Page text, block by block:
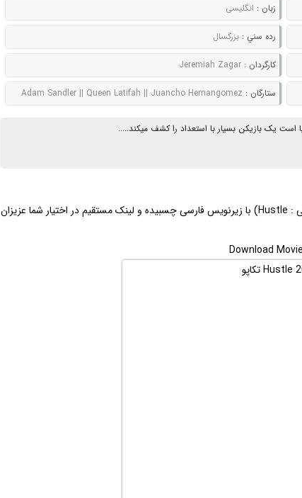
زبان : انگلیسی
رده سني :بزرگسال
کارگردان :Jeremiah Zagar
ستارگان : Adam Sandler || Queen Latifah || Juancho Hernangomez
یک بازیکن بسیار با استعداد را کشف میکند.....
| دانلود فیلم سینمایی تکاپو (با نام انگلیسی : Hustle) با زیرنویس فارسی چسبیده و لینک مستقیم در اختیار شما عزیزان
Download